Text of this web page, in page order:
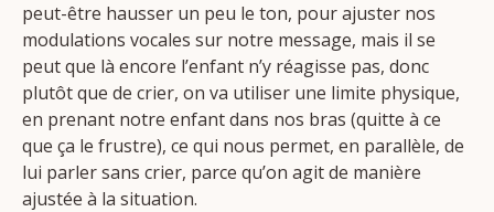
peut-être hausser un peu le ton, pour ajuster nos
modulations vocales sur notre message, mais il se
peut que là encore l’enfant n’y réagisse pas, donc
plutôt que de crier, on va utiliser une limite physique,
en prenant notre enfant dans nos bras (quitte à ce
que ça le frustre), ce qui nous permet, en parallèle, de
lui parler sans crier, parce qu’on agit de manière
ajustée à la situation.